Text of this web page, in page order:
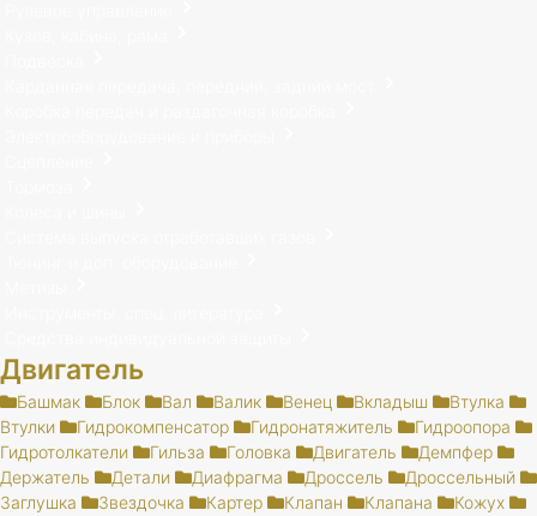
Двигатель
Башмак Блок Вал Валик Венец Вкладыш
Втулка
Втулки
Гидрокомпенсатор Гидронатяжитель
Гидроопора
Гидротолкатели
Гильза Головка Двигатель
Демпфер
Держатель
Детали Диафрагма Дроссель
Дроссельный
Заглушка
Звездочка Картер Клапан Клапана
Кожух